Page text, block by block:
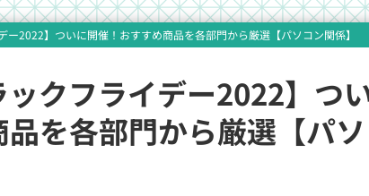
ー2022】ついに開催！おすすめ商品を各部門から厳選【パソコン関係】
ックフライデー2022】つ
を各部門から厳選【パ